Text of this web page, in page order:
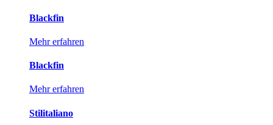
Blackfin
Mehr erfahren
Blackfin
Mehr erfahren
Stilitaliano